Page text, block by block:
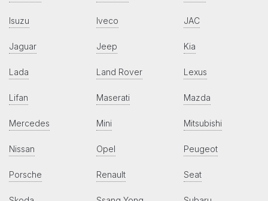
Isuzu Iveco JAC
Jaguar Jeep Kia
Lada Land Rover Lexus
Lifan Maserati Mazda
Mercedes Mini Mitsubishi
Nissan Opel Peugeot
Porsche Renault Seat